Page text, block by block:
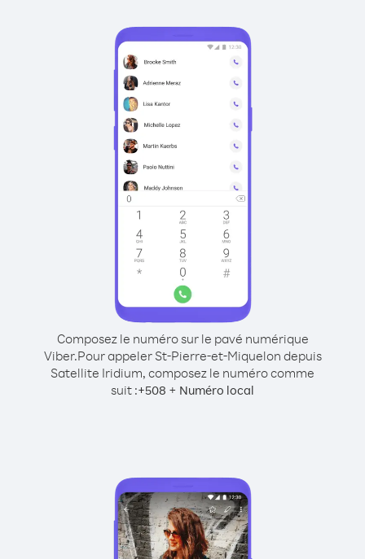
Composez le numéro sur le pavé numérique
Viber.Pour appeler St-Pierre-et-Miquelon depuis
Satellite Iridium, composez le numéro comme
suit :+508 + Numéro local